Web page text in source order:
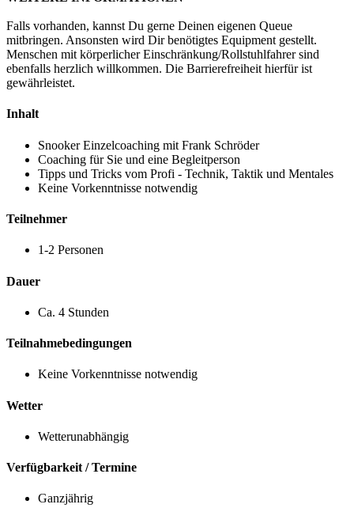
Falls vorhanden, kannst Du gerne Deinen eigenen Queue
mitbringen. Ansonsten wird Dir benötigtes Equipment gestellt.
Menschen mit körperlicher Einschränkung/Rollstuhlfahrer sind
ebenfalls herzlich willkommen. Die Barrierefreiheit hierfür ist
gewährleistet.
Inhalt
Snooker Einzelcoaching mit Frank Schröder
Coaching für Sie und eine Begleitperson
Tipps und Tricks vom Profi - Technik, Taktik und Mentales
Keine Vorkenntnisse notwendig
Teilnehmer
1-2 Personen
Dauer
Ca. 4 Stunden
Teilnahmebedingungen
Keine Vorkenntnisse notwendig
Wetter
Wetterunabhängig
Verfügbarkeit / Termine
Ganzjährig